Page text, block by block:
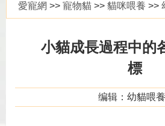
愛寵網 >> 寵物貓 >> 貓咪喂養 >>
小貓成長過程中的
標
编辑：幼貓喂養